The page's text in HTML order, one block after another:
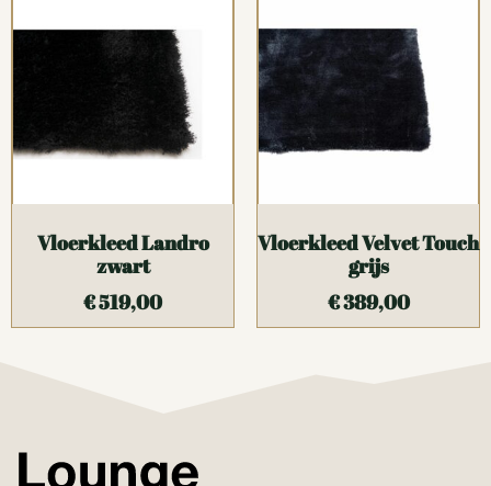
Vloerkleed Landro
zwart
€519,00
Vloerkleed Velvet Touch
grijs
€389,00